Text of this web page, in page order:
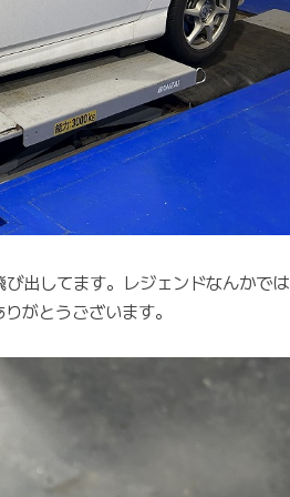
出してます。レジェンドなんかでは
がとうございます。